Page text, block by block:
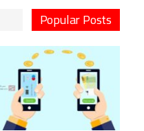
Popular Posts